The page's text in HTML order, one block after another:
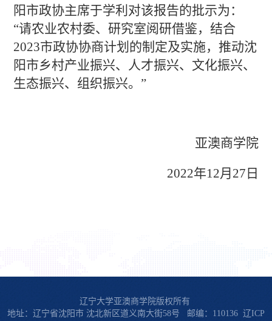
阳市政协主席于学利对该报告的批示为：
“请农业农村委、研究室阅研借鉴，结合
2023市政协协商计划的制定及实施，推动沈
阳市乡村产业振兴、人才振兴、文化振兴、
生态振兴、组织振兴。”
亚澳商学院
2022年12月27日
辽宁大学亚澳商学院版权所有
地址：辽宁省沈阳市 沈北新区道义南大街58号 邮编：110136 辽ICP